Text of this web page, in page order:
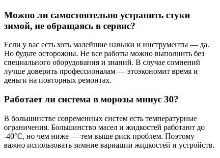
Можно ли самостоятельно устранить стуки
зимой, не обращаясь в сервис?
Если у вас есть хоть малейшие навыки и инструменты — да.
Но будьте осторожны. Не все работы можно выполнить без
специального оборудования и знаний. В случае сомнений
лучше доверить профессионалам — этоэкономит время и
деньги на повторных ремонтах.
Работает ли система в морозы минус 30?
В большинстве современных систем есть температурные
ограничения. Большинство масел и жидкостей работают до
-40°C, но чем ниже — тем выше риск проблем. Поэтому
важно использовать зимние вариации жидкостей и устройств.